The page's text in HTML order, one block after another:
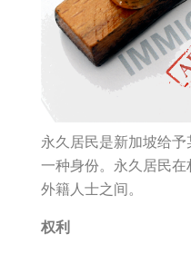
永久居民是新加坡给
一种身份。永久居民
外籍人士之间。
权利